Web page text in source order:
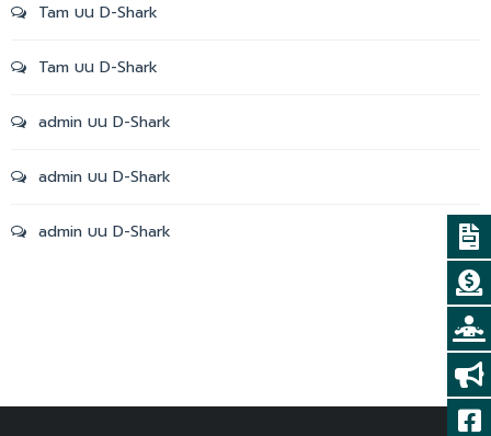
Tam บน D-Shark
Tam บน D-Shark
admin บน D-Shark
admin บน D-Shark
admin บน D-Shark